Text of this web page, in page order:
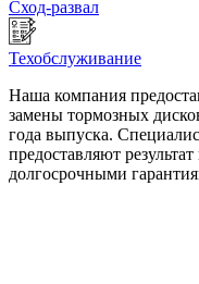
Сход-развал
Техобслуживание
Наша компания
замены тормозных
года выпуска.
предоставляют
долгосрочными